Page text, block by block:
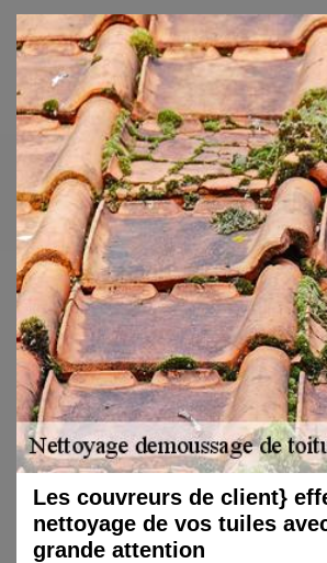
Les couvreurs de client}
nettoyage de vos tuiles
grande attention